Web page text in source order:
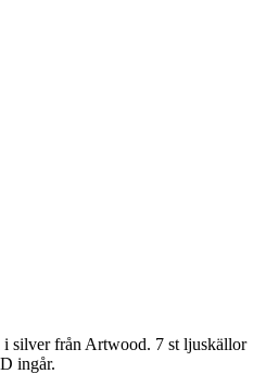
i silver från Artwood. 7 st ljuskällor
ingår.